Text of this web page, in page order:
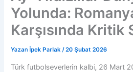
Yolunda:
Karşısında Kritik
Yazan İpek Parlak/20 Şubat 2026
Türk futbolseverlerin kalbi, 26 Mart